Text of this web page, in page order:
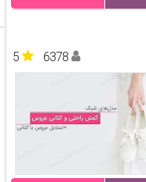
5
6378